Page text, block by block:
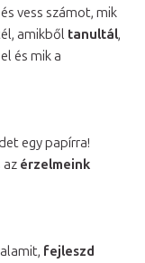
vess számot, mik
amikből tanultál,
és mik a
egy papírra!
az érzelmeink
fejleszd